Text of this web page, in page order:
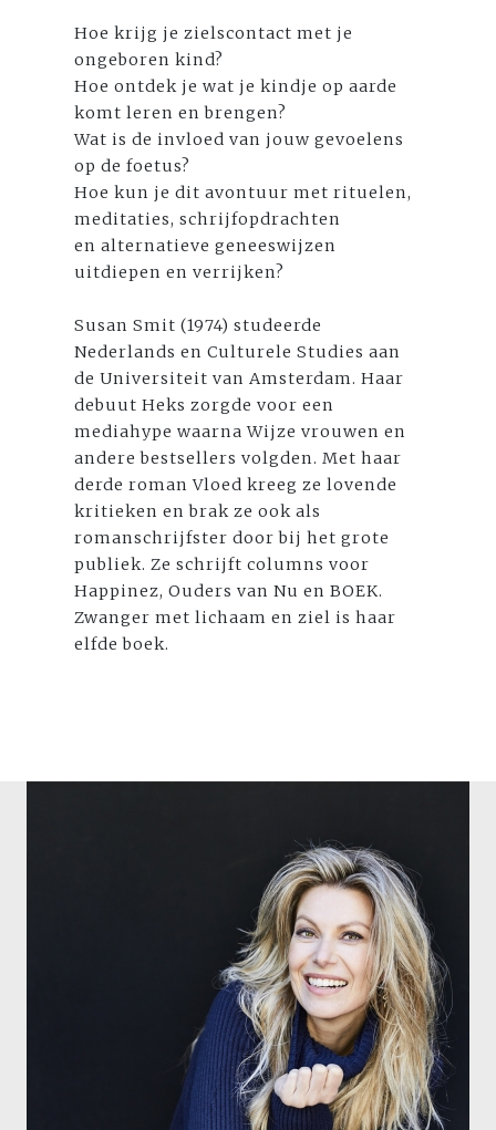
Hoe krijg je zielscontact met je
ongeboren kind?
Hoe ontdek je wat je kindje op aarde
komt leren en brengen?
Wat is de invloed van jouw gevoelens
op de foetus?
Hoe kun je dit avontuur met rituelen,
meditaties, schrijfopdrachten
en alternatieve geneeswijzen
uitdiepen en verrijken?
Susan Smit (1974) studeerde
Nederlands en Culturele Studies aan
de Universiteit van Amsterdam. Haar
debuut Heks zorgde voor een
mediahype waarna Wijze vrouwen en
andere bestsellers volgden. Met haar
derde roman Vloed kreeg ze lovende
kritieken en brak ze ook als
romanschrijfster door bij het grote
publiek. Ze schrijft columns voor
Happinez, Ouders van Nu en BOEK.
Zwanger met lichaam en ziel is haar
elfde boek.